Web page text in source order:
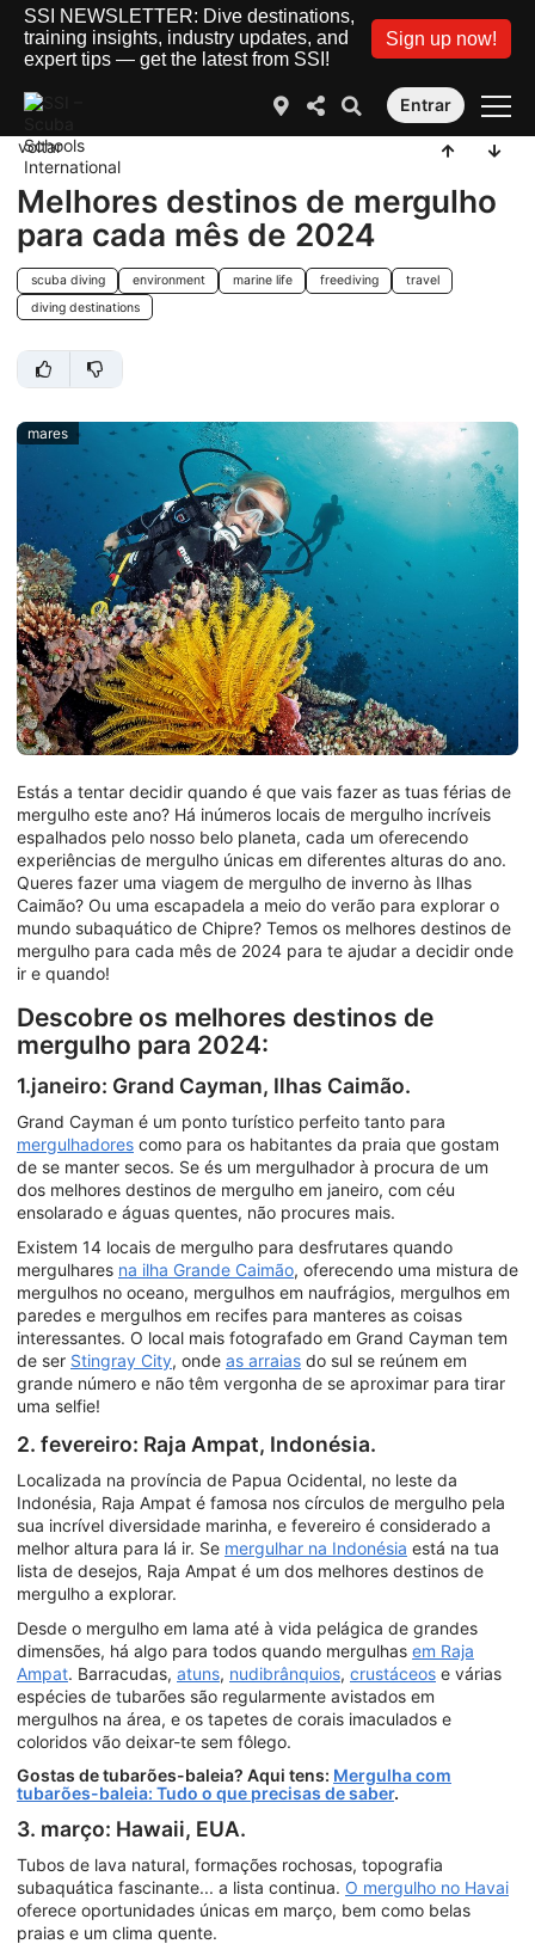
SSI NEWSLETTER: Dive destinations,
training insights, industry updates, and
expert tips — get the latest from SSI!
Sign up now!
Entrar
voltar
Melhores destinos de mergulho
para cada mês de 2024
scuba diving environment marine life freediving
travel
diving destinations
mares
Estás a tentar decidir quando é que vais fazer as tuas férias de
mergulho este ano? Há inúmeros locais de mergulho incríveis
espalhados pelo nosso belo planeta, cada um oferecendo
experiências de mergulho únicas em diferentes alturas do ano.
Queres fazer uma viagem de mergulho de inverno às Ilhas
Caimão? Ou uma escapadela a meio do verão para explorar o
mundo subaquático de Chipre? Temos os melhores destinos de
mergulho para cada mês de 2024 para te ajudar a decidir onde
ir e quando!
Descobre os melhores destinos de
mergulho para 2024:
1.janeiro: Grand Cayman, Ilhas Caimão.
Grand Cayman é um ponto turístico perfeito tanto para
mergulhadores como para os habitantes da praia que gostam
de se manter secos. Se és um mergulhador à procura de um
dos melhores destinos de mergulho em janeiro, com céu
ensolarado e águas quentes, não procures mais.
Existem 14 locais de mergulho para desfrutares quando
mergulhares na ilha Grande Caimão, oferecendo uma mistura de
mergulhos no oceano, mergulhos em naufrágios, mergulhos em
paredes e mergulhos em recifes para manteres as coisas
interessantes. O local mais fotografado em Grand Cayman tem
de ser Stingray City, onde as arraias do sul se reúnem em
grande número e não têm vergonha de se aproximar para tirar
uma selfie!
2. fevereiro: Raja Ampat, Indonésia.
Localizada na província de Papua Ocidental, no leste da
Indonésia, Raja Ampat é famosa nos círculos de mergulho pela
sua incrível diversidade marinha, e fevereiro é considerado a
melhor altura para lá ir. Se mergulhar na Indonésia está na tua
lista de desejos, Raja Ampat é um dos melhores destinos de
mergulho a explorar.
Desde o mergulho em lama até à vida pelágica de grandes
dimensões, há algo para todos quando mergulhas em Raja
Ampat. Barracudas, atuns, nudibrânquios, crustáceos e várias
espécies de tubarões são regularmente avistados em
mergulhos na área, e os tapetes de corais imaculados e
coloridos vão deixar-te sem fôlego.
Gostas de tubarões-baleia? Aqui tens: Mergulha com
tubarões-baleia: Tudo o que precisas de saber.
3. março: Hawaii, EUA.
Tubos de lava natural, formações rochosas, topografia
subaquática fascinante... a lista continua. O mergulho no Havai
oferece oportunidades únicas em março, bem como belas
praias e um clima quente.